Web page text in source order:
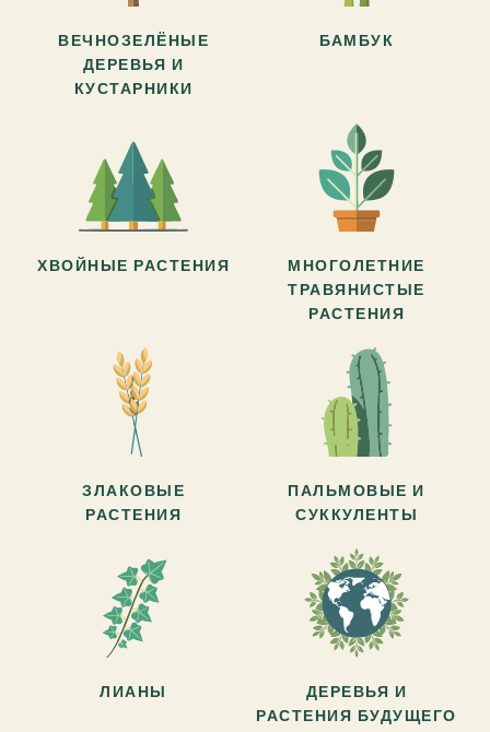
ВЕЧНОЗЕЛЁНЫЕ
ДЕРЕВЬЯ И
КУСТАРНИКИ
БАМБУК
ХВОЙНЫЕ РАСТЕНИЯ
МНОГОЛЕТНИЕ
ТРАВЯНИСТЫЕ
РАСТЕНИЯ
ЗЛАКОВЫЕ
РАСТЕНИЯ
ПАЛЬМОВЫЕ И
СУККУЛЕНТЫ
ЛИАНЫ
ДЕРЕВЬЯ И
РАСТЕНИЯ БУДУЩЕГО